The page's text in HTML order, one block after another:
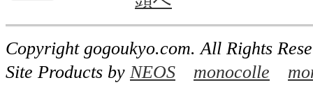
Copyright gogoukyo.com. All Rights
Site Products by NEOS monocolle